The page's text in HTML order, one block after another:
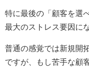
特に最後の「顧客を選
最大のストレス要因に
普通の感覚では新規開
ですが、もし苦手な顧